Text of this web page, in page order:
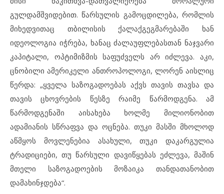
გულდამშვიდებით. წარსულის გამოცდილება, რომლის
მიხედვითაც თბილისის ქალაქგეგმარებაში ხან
იდეოლოგია იჭრება, ხანაც ძალაუფლებასთან ნაჯვარი
კაპიტალი, ოპტიმიზმის საფუძველს არ იძლევა. აკი,
ცნობილი ამერიკელი ანთროპოლოგი, ლორენ აისლიც
წერდა: „ყველა საზოგადოებას აქვს თავის თავსა და
თავის ცხოვრების წესზე რაიმე წარმოდგენა. ამ
წარმოდგენაში აისახება ხოლმე მილიონობით
ადამიანის სწრაფვა და ოცნება. თუკი მასში მხოლოდ
აწმყოს მოვლენებია ასახული, თუკი დაკარგულია
ტრადიციები, თუ წარსული დავიწყებას ეძლევა, მაშინ
მთელი საზოგადოების მოზაიკა თანდათანობით
დამახინჯდება“.